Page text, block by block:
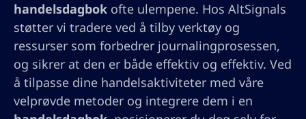
handelsdagbok ofte ulempene. Hos AltSignals
støtter vi tradere ved å tilby verktøy og
ressurser som forbedrer journalingprosessen,
og sikrer at den er både effektiv og effektiv. Ved
å tilpasse dine handelsaktiviteter med våre
velprøvde metoder og integrere dem i en